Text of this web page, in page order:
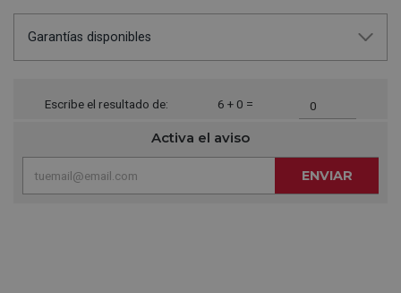
Garantías disponibles
Escribe el resultado de: 6 + 0 =
Activa el aviso
ENVIAR